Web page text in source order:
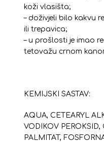
koži vlasišta;
– doživjeli bilo kakvu
ili trepavica;
– u prošlosti je imao
tetovažu crnom
KEMIJSKI SASTAV:
AQUA, CETEARYL
VODIKOV PEROKSID,
PALMITAT,